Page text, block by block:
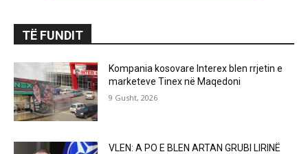
TË FUNDIT
Kompania kosovare Interex blen rrjetin e
marketeve Tinex në Maqedoni
9 Gusht, 2026
VLEN: A PO E BLEN ARTAN GRUBI LIRINË